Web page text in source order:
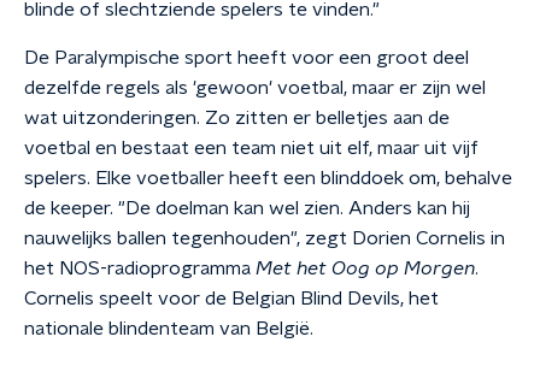
blinde of slechtziende spelers te vinden."
De Paralympische sport heeft voor een groot deel
dezelfde regels als 'gewoon' voetbal, maar er zijn wel
wat uitzonderingen. Zo zitten er belletjes aan de
voetbal en bestaat een team niet uit elf, maar uit vijf
spelers. Elke voetballer heeft een blinddoek om, behalve
de keeper. "De doelman kan wel zien. Anders kan hij
nauwelijks ballen tegenhouden", zegt Dorien Cornelis in
het NOS-radioprogramma Met het Oog op Morgen.
Cornelis speelt voor de Belgian Blind Devils, het
nationale blindenteam van België.